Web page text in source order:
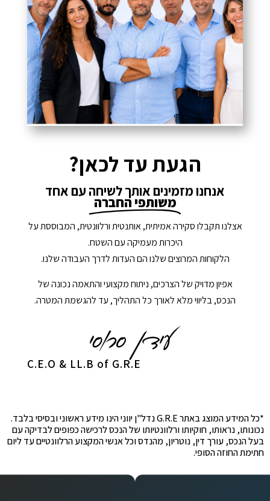
הגעת עד לכאן?
אנחנו מזמינים אותך לשיחה עם אחד
משותפי החברה
אצלנו תקבלו סקירה אמיתית, אותנטית ורלוונטית, המבוססת על
היכרות מעמיקה עם השטח.
הלקוחות המרוצים שלנו הם העדות לדרך העבודה שלנו.
אפיון מדויק של הצרכים, ניתוח מקצועי והתאמה נכונה של
הנכס, בליווי מלא לאורך כל התהליך, עד להגשמת המטרה.
C.E.O & LL.B of G.R.E
*כל המידע המוצג באתר G.R.E נדל"ן יווני הינו מידע ראשוני ובסיסי בלבד.
נכונותו, נראותו, חוקיותו ורלוונטיותו של הנכס לרכישה כפופים לבדיקה עם
בעל הנכס, עורך דין, נוטריון, מהנדס וכל אנשי המקצוע הרלוונטיים עד ליום
חתימת החוזה הסופי.